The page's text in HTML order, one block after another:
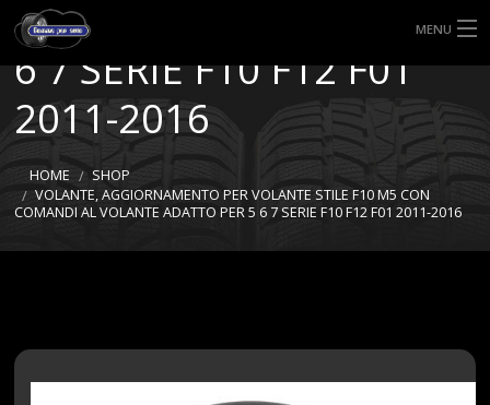
MENU
HOME
TIPI DI GOMME
MISURE GOMME
VOLANTE ADATTO PER 5
6 7 SERIE F10 F12 F01
2011-2016
HOME
SHOP
VOLANTE, AGGIORNAMENTO PER VOLANTE STILE F10 M5 CON
COMANDI AL VOLANTE ADATTO PER 5 6 7 SERIE F10 F12 F01 2011-2016